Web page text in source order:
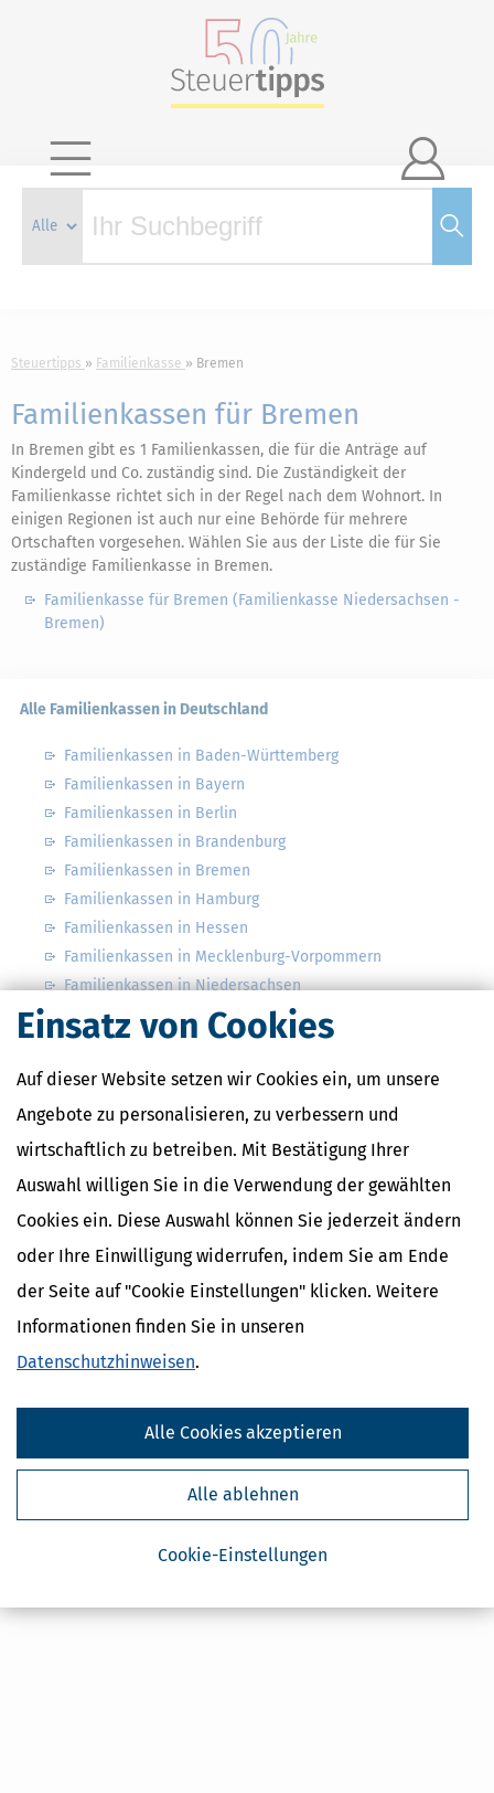
Einsatz von Cookies
Auf dieser Website setzen wir Cookies ein, um unsere
Angebote zu personalisieren, zu verbessern und
wirtschaftlich zu betreiben. Mit Bestätigung Ihrer
Auswahl willigen Sie in die Verwendung der gewählten
Cookies ein. Diese Auswahl können Sie jederzeit ändern
oder Ihre Einwilligung widerrufen, indem Sie am Ende
der Seite auf "Cookie Einstellungen" klicken. Weitere
Informationen finden Sie in unseren
Datenschutzhinweisen.
Cookie-Einstellungen
Alle ablehnen
Alle Cookies akzeptieren

Steuertipps Familienkasse Bremen
Familienkassen für Bremen
In Bremen gibt es 1 Familienkassen, die für die Anträge auf
Kindergeld und Co. zuständig sind. Die Zuständigkeit der
Familienkasse richtet sich in der Regel nach dem Wohnort. In
einigen Regionen ist auch nur eine Behörde für mehrere
Ortschaften vorgesehen. Wählen Sie aus der Liste die für Sie
zuständige Familienkasse in Bremen.
Familienkasse für Bremen (Familienkasse Niedersachsen -
Bremen)
Alle Familienkassen in Deutschland
Familienkassen in Baden-Württemberg
Familienkassen in Bayern
Familienkassen in Berlin
Familienkassen in Brandenburg
Familienkassen in Bremen
Familienkassen in Hamburg
Familienkassen in Hessen
Familienkassen in Mecklenburg-Vorpommern
Familienkassen in Niedersachsen
Familienkassen in Nordrhein-Westfalen
Familienkassen in Rheinland-Pfalz
Familienkassen in Saarland
Familienkassen in Sachsen-Anhalt
Familienkassen in Schleswig-Holstein
Familienkassen in Thüringen